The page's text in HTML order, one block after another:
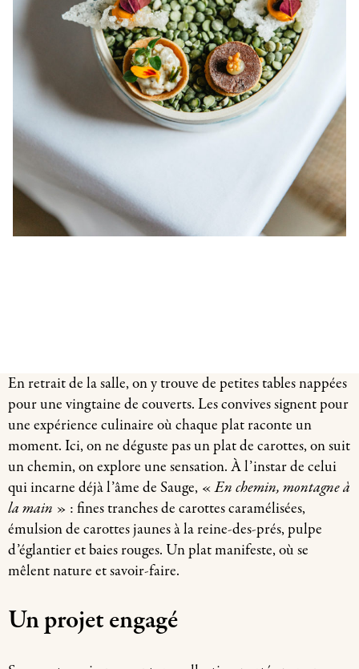
En retrait de la salle, on y trouve de petites tables nappées
pour une vingtaine de couverts. Les convives signent pour
une expérience culinaire où chaque plat raconte un
moment. Ici, on ne déguste pas un plat de carottes, on suit
un chemin, on explore une sensation. À l’instar de celui
qui incarne déjà l’âme de Sauge, «En chemin, montagne à
la main » : fines tranches de carottes caramélisées,
émulsion de carottes jaunes à la reine-des-prés, pulpe
d’églantier et baies rouges. Un plat manifeste, où se
mêlent nature et savoir-faire.
Un projet engagé